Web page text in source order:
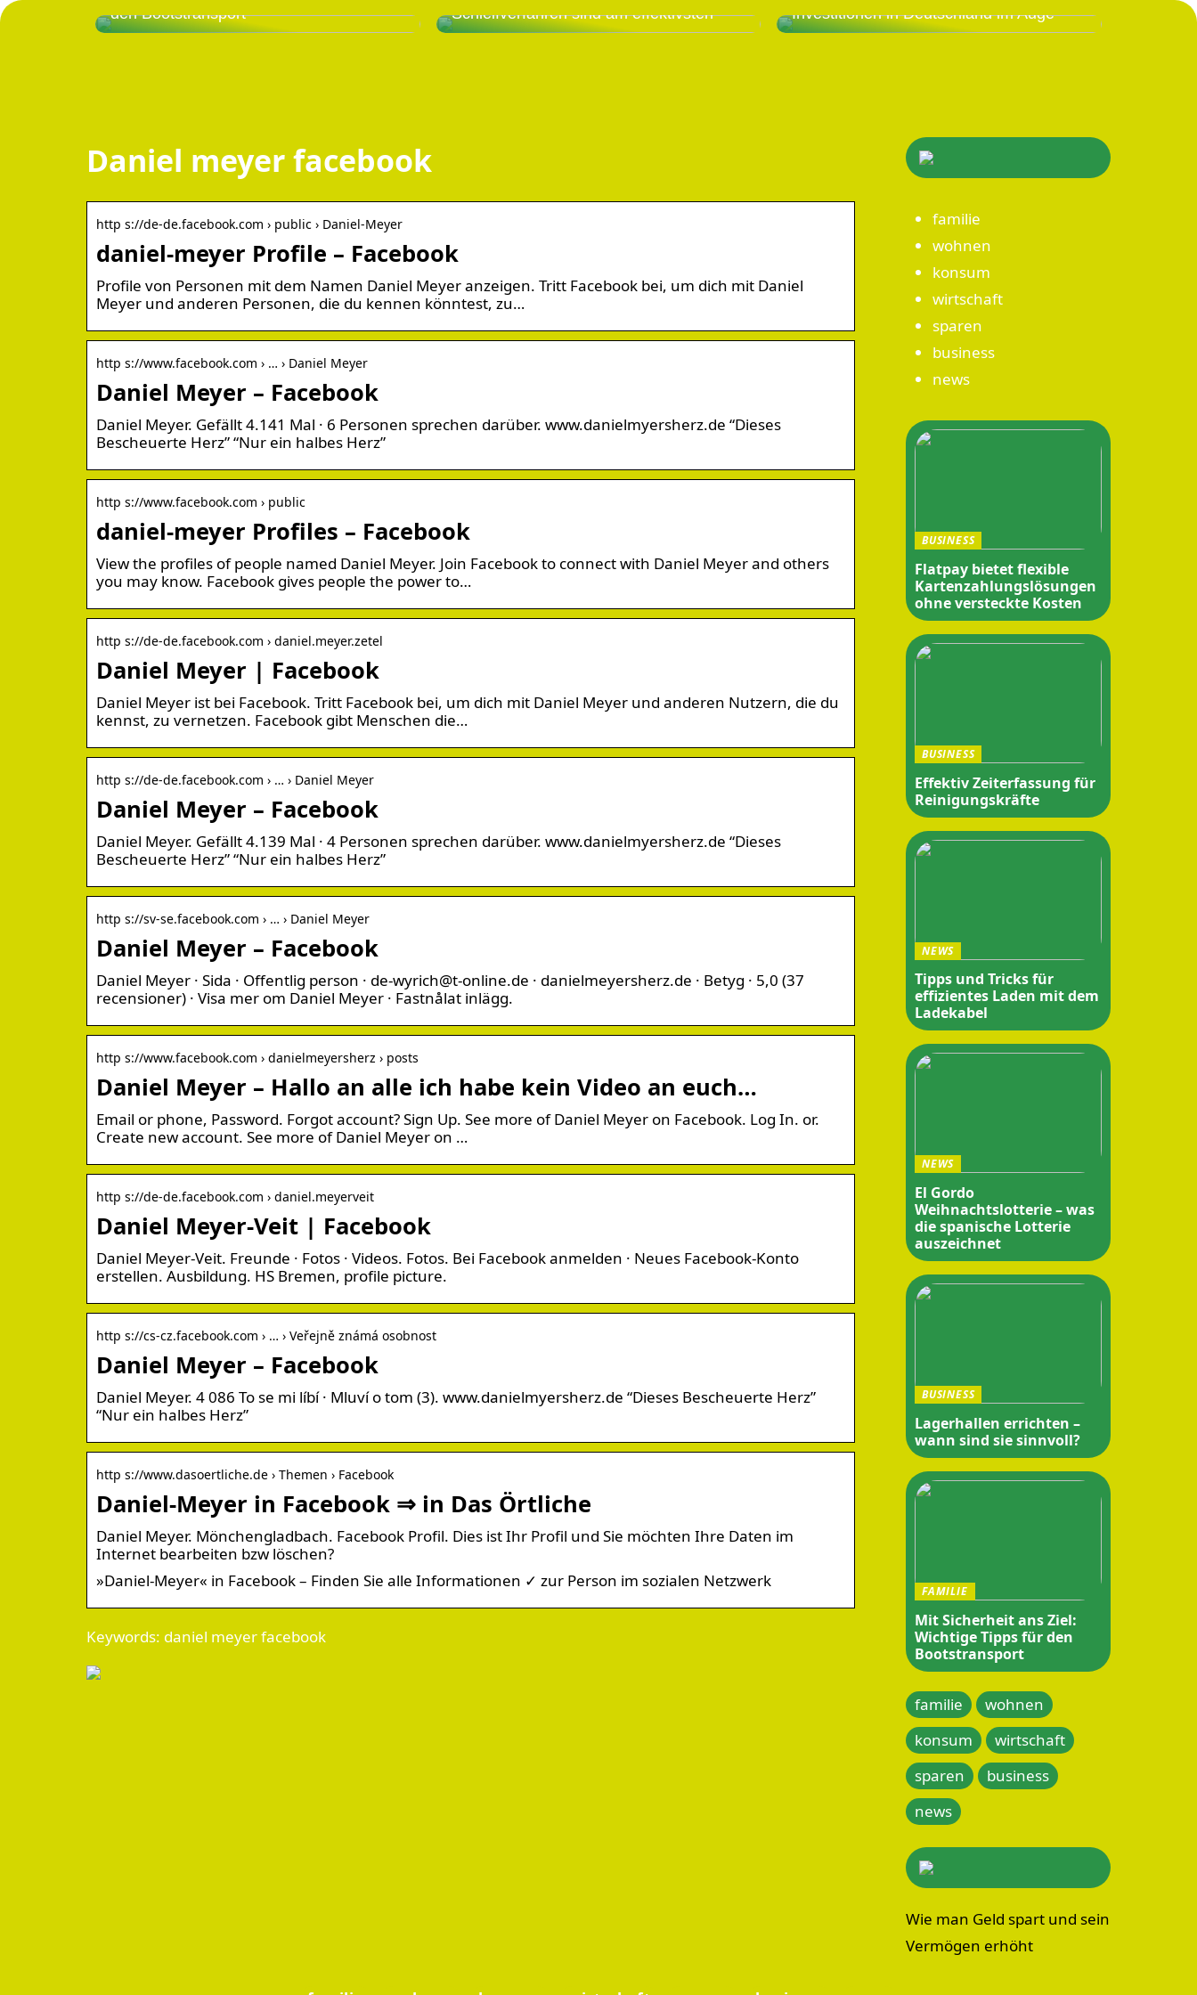
den Bootstransport
Schleifverfahren sind am effektivsten
Investitionen in Deutschland im Auge
Daniel meyer facebook
http s://de-de.facebook.com › public › Daniel-Meyer
daniel-meyer Profile – Facebook
Profile von Personen mit dem Namen Daniel Meyer anzeigen. Tritt Facebook bei, um dich mit Daniel
Meyer und anderen Personen, die du kennen könntest, zu…
http s://www.facebook.com › … › Daniel Meyer
Daniel Meyer – Facebook
Daniel Meyer. Gefällt 4.141 Mal · 6 Personen sprechen darüber. www.danielmyersherz.de “Dieses
Bescheuerte Herz” “Nur ein halbes Herz”
http s://www.facebook.com › public
daniel-meyer Profiles – Facebook
View the profiles of people named Daniel Meyer. Join Facebook to connect with Daniel Meyer and others
you may know. Facebook gives people the power to…
http s://de-de.facebook.com › daniel.meyer.zetel
Daniel Meyer | Facebook
Daniel Meyer ist bei Facebook. Tritt Facebook bei, um dich mit Daniel Meyer und anderen Nutzern, die du
kennst, zu vernetzen. Facebook gibt Menschen die…
http s://de-de.facebook.com › … › Daniel Meyer
Daniel Meyer – Facebook
Daniel Meyer. Gefällt 4.139 Mal · 4 Personen sprechen darüber. www.danielmyersherz.de “Dieses
Bescheuerte Herz” “Nur ein halbes Herz”
http s://sv-se.facebook.com › … › Daniel Meyer
Daniel Meyer – Facebook
Daniel Meyer · Sida · Offentlig person · de-wyrich@t-online.de · danielmeyersherz.de · Betyg · 5,0 (37
recensioner) · Visa mer om Daniel Meyer · Fastnålat inlägg.
http s://www.facebook.com › danielmeyersherz › posts
Daniel Meyer – Hallo an alle ich habe kein Video an euch…
Email or phone, Password. Forgot account? Sign Up. See more of Daniel Meyer on Facebook. Log In. or.
Create new account. See more of Daniel Meyer on …
http s://de-de.facebook.com › daniel.meyerveit
Daniel Meyer-Veit | Facebook
Daniel Meyer-Veit. Freunde · Fotos · Videos. Fotos. Bei Facebook anmelden · Neues Facebook-Konto
erstellen. Ausbildung. HS Bremen, profile picture.
http s://cs-cz.facebook.com › … › Veřejně známá osobnost
Daniel Meyer – Facebook
Daniel Meyer. 4 086 To se mi líbí · Mluví o tom (3). www.danielmyersherz.de “Dieses Bescheuerte Herz”
“Nur ein halbes Herz”
http s://www.dasoertliche.de › Themen › Facebook
Daniel-Meyer in Facebook ⇒ in Das Örtliche
Daniel Meyer. Mönchengladbach. Facebook Profil. Dies ist Ihr Profil und Sie möchten Ihre Daten im
Internet bearbeiten bzw löschen?
»Daniel-Meyer« in Facebook – Finden Sie alle Informationen ✓ zur Person im sozialen Netzwerk
Keywords: daniel meyer facebook
familie
wohnen
konsum
wirtschaft
sparen
business
news
BUSINESS
Flatpay bietet flexible
Kartenzahlungslösungen
ohne versteckte Kosten
BUSINESS
Effektiv Zeiterfassung für
Reinigungskräfte
NEWS
Tipps und Tricks für
effizientes Laden mit dem
Ladekabel
NEWS
El Gordo
Weihnachtslotterie – was
die spanische Lotterie
auszeichnet
BUSINESS
Lagerhallen errichten –
wann sind sie sinnvoll?
FAMILIE
Mit Sicherheit ans Ziel:
Wichtige Tipps für den
Bootstransport
familie
wohnen
konsum
wirtschaft
sparen
business
news
Wie man Geld spart und sein
Vermögen erhöht